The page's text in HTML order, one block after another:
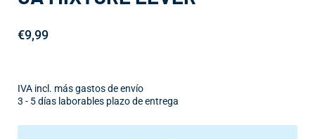
€9,99
IVA incl. más gastos de envío
3 - 5 días laborables plazo de entrega